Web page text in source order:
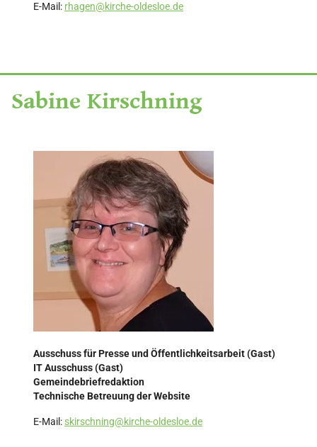
E-Mail: rhagen@kirche-oldesloe.de
Sabine Kirschning
Ausschuss für Presse und Öffentlichkeitsarbeit(Gast)
IT Ausschuss (Gast)
Gemeindebriefredaktion
Technische Betreuung der Website
E-Mail: skirschning@kirche-oldesloe.de